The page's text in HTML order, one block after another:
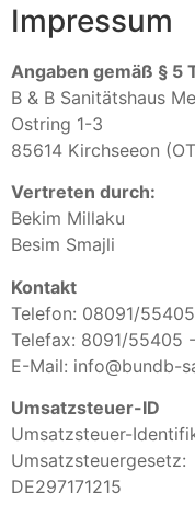
Impressum
Angaben gemäß § 5
B & B Sanitätshaus
Ostring 1-3
85614 Kirchseeon
Vertreten durch:
Bekim Millaku
Besim Smajli
Kontakt
Telefon: 08091/
Telefax: 8091/55405
E-Mail: info@bundb-
Umsatzsteuer-ID
Umsatzsteuer-
Umsatzsteuergesetz:
DE297171215